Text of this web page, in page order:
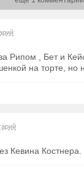
Рипом , Бет и
на торте, но
Кевина Костнера.